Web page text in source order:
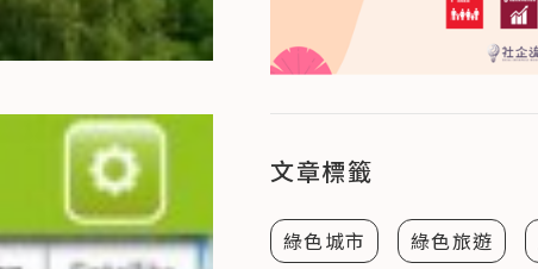
文章標籤
綠色城市 綠色旅遊